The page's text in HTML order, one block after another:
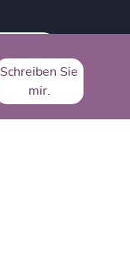
Schreiben Sie
mir.